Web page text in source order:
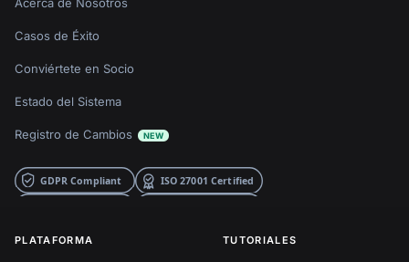
Casos de Éxito
Conviértete en Socio
Estado del Sistema
Registro de Cambios NEW
PLATAFORMA TUTORIALES